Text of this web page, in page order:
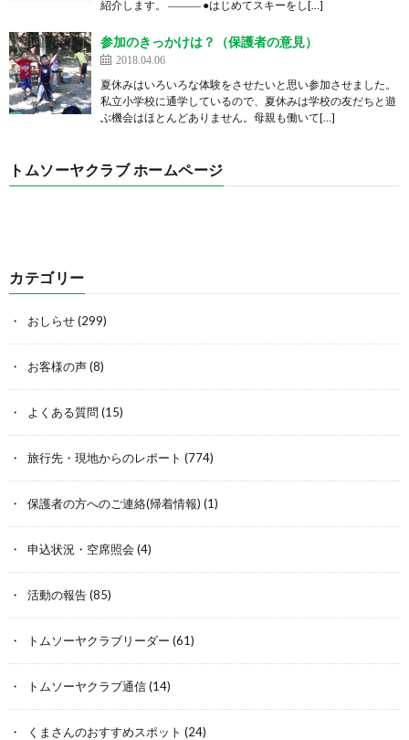
紹介します。 ――― ●はじめてスキーをし[…]
参加のきっかけは？（保護者の意見）
2018.04.06
夏休みはいろいろな体験をさせたいと思い参加させました。
私立小学校に通学しているので、夏休みは学校の友だちと遊
ぶ機会はほとんどありません。母親も働いて[…]
トムソーヤクラブ ホームページ
カテゴリー
おしらせ(299)
お客様の声(8)
よくある質問 (15)
旅行先・現地からのレポート (774)
保護者の方へのご連絡(帰着情報) (1)
申込状況・空席照会 (4)
活動の報告(85)
トムソーヤクラブリーダー (61)
トムソーヤクラブ通信(14)
くまさんのおすすめスポット (24)